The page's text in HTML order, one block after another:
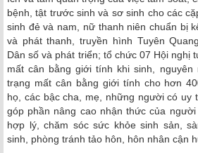
bệnh, tật trước sinh và sơ sinh cho các
sinh đẻ và nam, nữ thanh niên chuẩn bị
và phát thanh, truyền hình Tuyên
Dân số và phát triển; tổ chức 07 Hội nghị
mất cân bằng giới tính khi sinh,
trạng mất cân bằng giới tính cho hơn
họ, các bậc cha, mẹ, những người có
góp phần nâng cao nhận thức của
hợp lý, chăm sóc sức khỏe sinh sản,
sinh, phòng tránh tảo hôn, hôn nhân cận